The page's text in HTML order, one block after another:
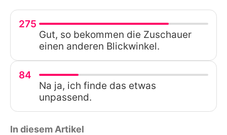
275
Gut, so bekommen die Zuschauer
einen anderen Blickwinkel.
84
Na ja, ich finde das etwas
unpassend.
In diesem Artikel